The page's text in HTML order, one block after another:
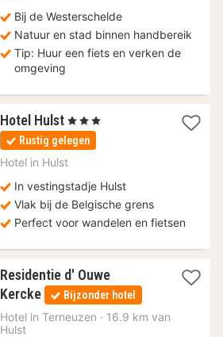
Bij de Westerschelde
Natuur en stad binnen handbereik
Tip: Huur een fiets en verken de
omgeving
Hotel Hulst 3
nachten
vanaf
112,33
, 3 Sterren
Rustig gelegen
Hotel in Hulst
In vestingstadje Hulst
Vlak bij de Belgische grens
Perfect voor wandelen en fietsen
Residentie d' Ouwe
Kercke 2
nachten
vanaf
Bijzonder hotel
Hotel in Terneuzen · 16.9 km van
Hulst